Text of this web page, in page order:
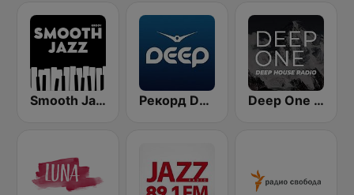
Smooth Jazz - Groov Рекорд Deep (Record Deep) Deep One Radio